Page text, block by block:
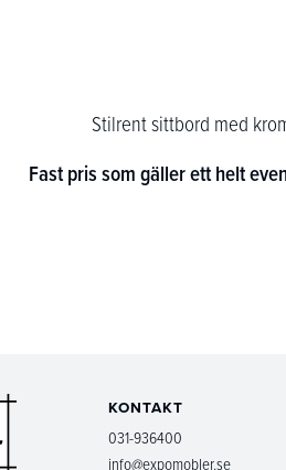
Stilrent sittbord med
Fast pris som gäller ett helt
KONTAKT
031-936400
info@expomobler.se